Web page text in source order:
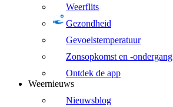
Weerflits
Gezondheid
Gevoelstemperatuur
Zonsopkomst en -ondergang
Ontdek de app
Weernieuws
Nieuwsblog